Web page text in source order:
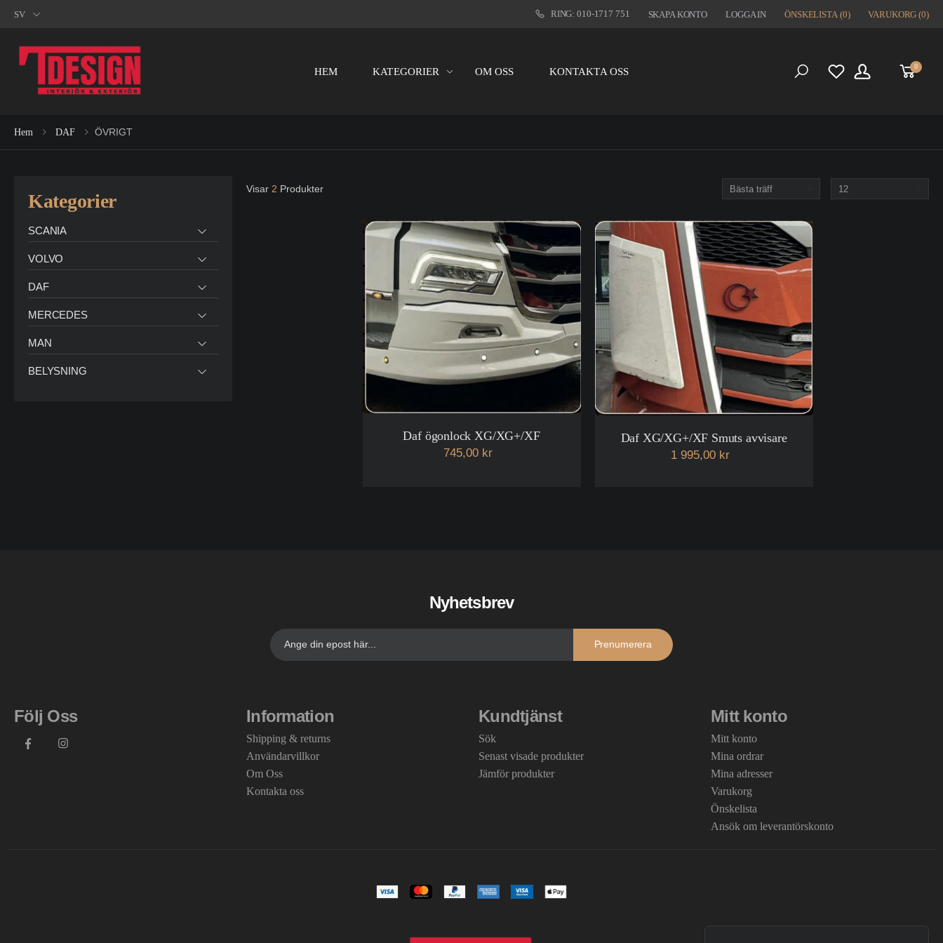
SV RING: 010-1717 751 SKAPA KONTO LOGGA IN ÖNSKELISTA (0) VARUKORG (0)
HEM KATEGORIER OM OSS KONTAKTA OSS 0
Hem DAF ÖVRIGT
Kategorier
SCANIA
VOLVO
DAF
MERCEDES
MAN
BELYSNING
Visar 2 Produkter
Daf ögonlock XG/XG+/XF
745,00 kr
Daf XG/XG+/XF Smuts avvisare
1 995,00 kr
Nyhetsbrev
Prenumerera
Följ Oss Information
Shipping & returns
Användarvillkor
Om Oss
Kontakta oss
Kundtjänst
Sök
Senast visade produkter
Jämför produkter
Mitt konto
Mitt konto
Mina ordrar
Mina adresser
Varukorg
Önskelista
Ansök om leverantörskonto